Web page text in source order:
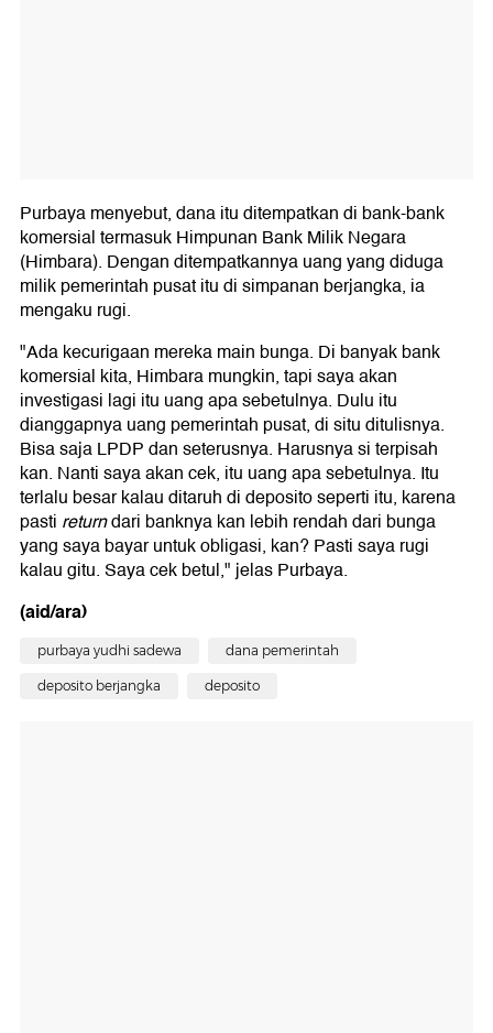
Purbaya menyebut, dana itu ditempatkan di bank-bank
komersial termasuk Himpunan Bank Milik Negara
(Himbara). Dengan ditempatkannya uang yang diduga
milik pemerintah pusat itu di simpanan berjangka, ia
mengaku rugi.
"Ada kecurigaan mereka main bunga. Di banyak bank
komersial kita, Himbara mungkin, tapi saya akan
investigasi lagi itu uang apa sebetulnya. Dulu itu
dianggapnya uang pemerintah pusat, di situ ditulisnya.
Bisa saja LPDP dan seterusnya. Harusnya si terpisah
kan. Nanti saya akan cek, itu uang apa sebetulnya. Itu
terlalu besar kalau ditaruh di deposito seperti itu, karena
pasti returndari banknya kan lebih rendah dari bunga
yang saya bayar untuk obligasi, kan? Pasti saya rugi
kalau gitu. Saya cek betul," jelas Purbaya.
(aid/ara)
purbaya yudhi sadewa dana pemerintah
deposito berjangka deposito